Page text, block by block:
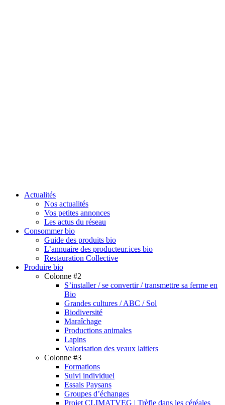
search
Menu
Actualités
Nos actualités
Vos petites annonces
Les actus du réseau
Consommer bio
Guide des produits bio
L’annuaire des producteur.ices bio
Restauration Collective
Produire bio
Colonne #2
S’installer / se convertir / transmettre sa ferme en
Bio
Grandes cultures / ABC / Sol
Biodiversité
Maraîchage
Productions animales
Lapins
Valorisation des veaux laitiers
Colonne #3
Formations
Suivi individuel
Essais Paysans
Groupes d’échanges
Projet CLIMATVEG | Trèfle dans les céréales